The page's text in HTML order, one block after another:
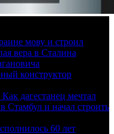
мову и строил
вера в Сталина
конструктор
дагестанец мечтал
Стамбул и начал строить
60 лет